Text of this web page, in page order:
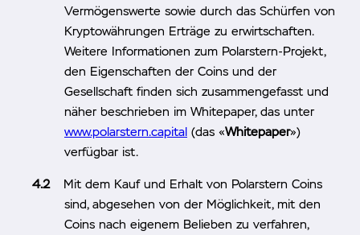
Vermögenswerte sowie durch das Schürfen von
Kryptowährungen Erträge zu erwirtschaften.
Weitere Informationen zum Polarstern-Projekt,
den Eigenschaften der Coins und der
Gesellschaft finden sich zusammengefasst und
näher beschrieben im Whitepaper, das unter
www.polarstern.capital (das «Whitepaper»)
verfügbar ist.
Mit dem Kauf und Erhalt von Polarstern Coins
sind, abgesehen von der Möglichkeit, mit den
Coins nach eigenem Belieben zu verfahren,